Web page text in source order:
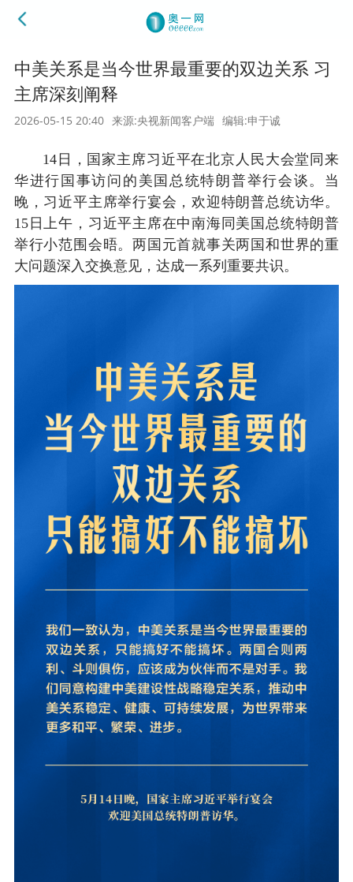
中美关系是当今世界最重要的双边关系 习
主席深刻阐释
2026-05-15 20:40 来源:央视新闻客户端 编辑:申于诚
14日，国家主席习近平在北京人民大会堂同来
华进行国事访问的美国总统特朗普举行会谈。当
晚，习近平主席举行宴会，欢迎特朗普总统访华。
15日上午，习近平主席在中南海同美国总统特朗普
举行小范围会晤。两国元首就事关两国和世界的重
大问题深入交换意见，达成一系列重要共识。